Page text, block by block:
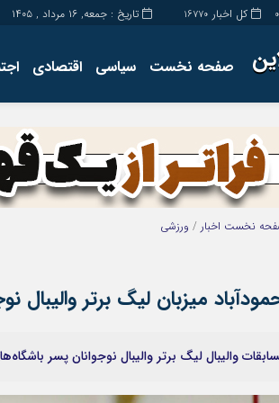
کل اخبار 16770 0 تاریخ : جمعه, ۱۶ مرداد , ۱۴۰۵
صفحه نخست سیاسی اقتصادی
نخست اخبار / ورزشی
میزبان لیگ برتر والیبال
والیبال لیگ برتر والیبال نوجوانان پسر